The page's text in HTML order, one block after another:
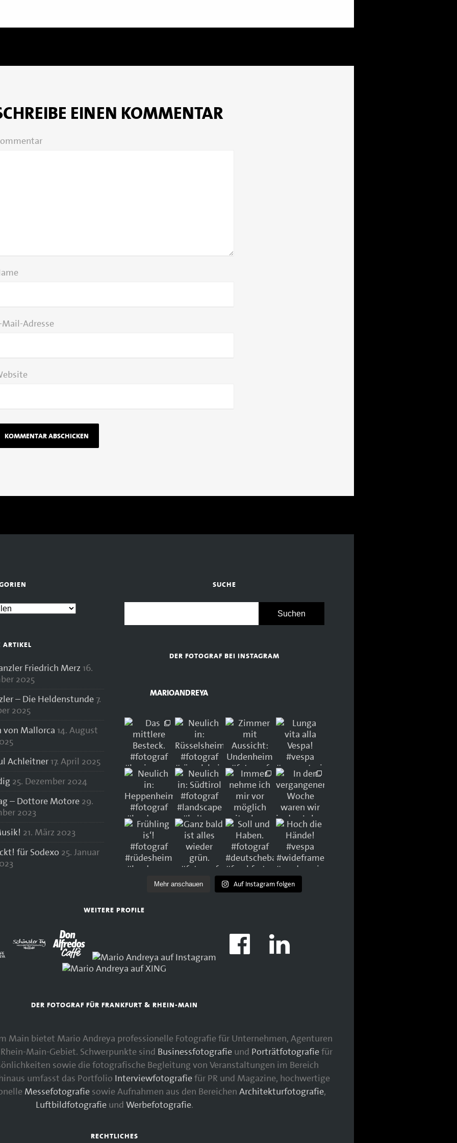
EINEN KOMMENTAR
Mail-Adresse
ARTIKEL
Friedrich Merz 16.
2025
– Die Heldenstunde7.
2025
Mallorca 14. August
Achleitner17. April 2025
25. Dezember 2024
– Dottore Motore 29.
2023
21. März 2023
für Sodexo 25. Januar
SUCHE
DER FOTOGRAF BEI INSTAGRAM
MARIOANDREYA
Mehr anschauen Auf Instagram folgen
WEITERE PROFILE
DER FOTOGRAF FÜR FRANKFURT & RHEIN-MAIN
Main bietet Mario Andreya professionelle Fotografie für Unternehmen, Agenturen
Main-Gebiet. Schwerpunkte sind Businessfotografieund Porträtfotografiefür
sowie die fotografische Begleitung von Veranstaltungen im Bereich
umfasst das Portfolio Interviewfotografiefür PR und Magazine, hochwertige
Messefotografiesowie Aufnahmen aus den Bereichen Architekturfotografie,
Luftbildfotografieund Werbefotografie.
RECHTLICHES